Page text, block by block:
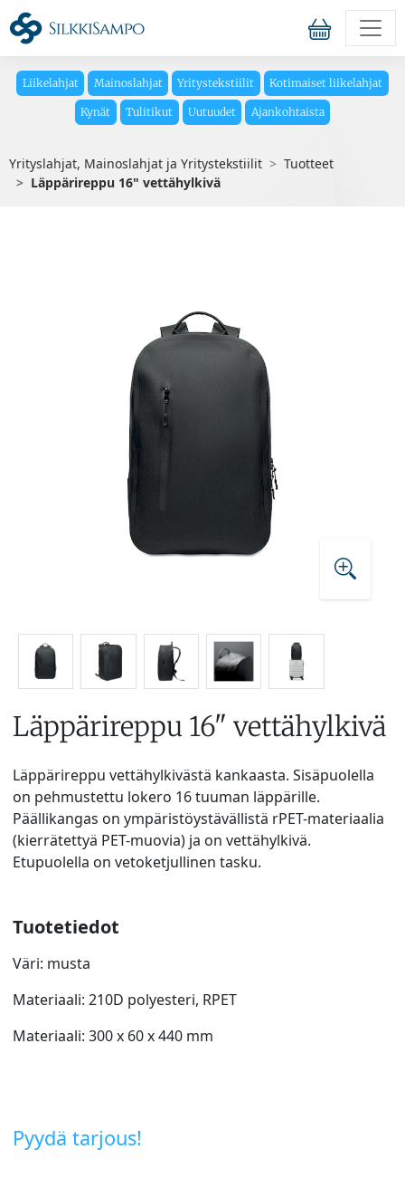
Liikelahjat Mainoslahjat Yritystekstiilit Kotimaiset liikelahjat
Kynät Tulitikut Uutuudet Ajankohtaista
Yrityslahjat, Mainoslahjat ja Yritystekstiilit
Tuotteet
Läppärireppu 16" vettähylkivä
Läppärireppu 16" vettähylkivä
Läppärireppu vettähylkivästä kankaasta. Sisäpuolella
on pehmustettu lokero 16 tuuman läppärille.
Päällikangas on ympäristöystävällistä rPET-materiaalia
(kierrätettyä PET-muovia) ja on vettähylkivä.
Etupuolella on vetoketjullinen tasku.
Tuotetiedot
Väri: musta
Materiaali: 210D polyesteri, RPET
Materiaali: 300 x 60 x 440 mm
Pyydä tarjous!